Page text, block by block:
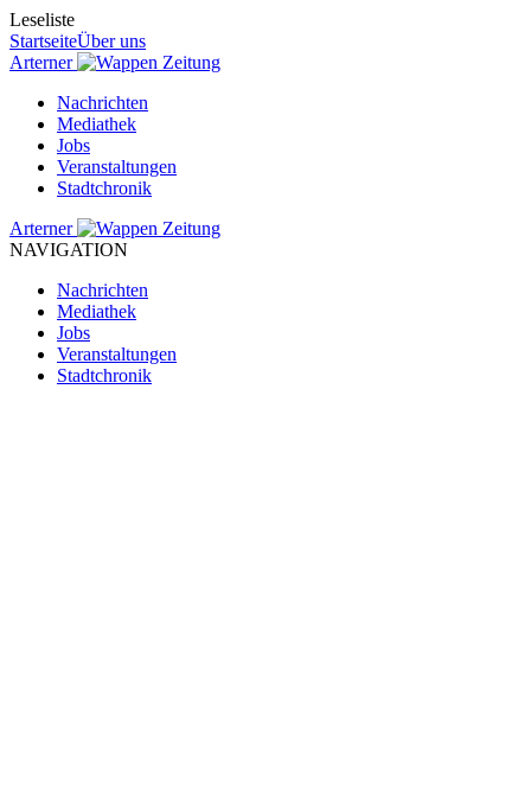
Leseliste
StartseiteÜber uns
Arterner
Zeitung
Nachrichten
Mediathek
Jobs
Veranstaltungen
Stadtchronik
Arterner
Zeitung
NAVIGATION
Nachrichten
Mediathek
Jobs
Veranstaltungen
Stadtchronik